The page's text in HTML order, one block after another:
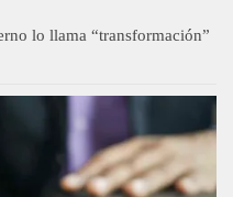
lo llama “transformación”